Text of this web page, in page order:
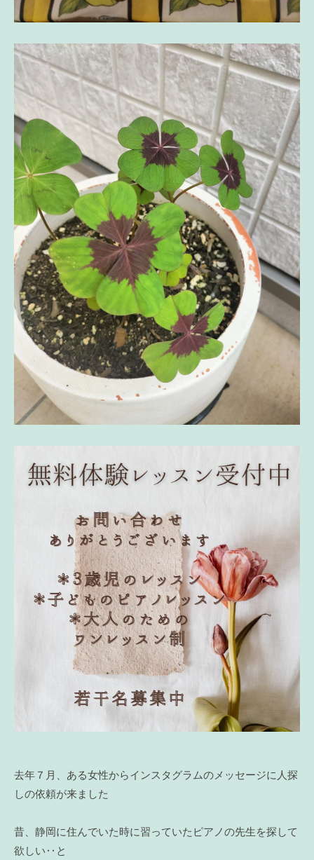
去年７月、ある女性からインスタグラムのメッセージに人探
しの依頼が来ました
昔、静岡に住んでいた時に習っていたピアノの先生を探して
欲しい‥と